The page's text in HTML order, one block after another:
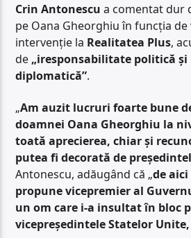
Crin Antonescu a comentat dur
pe Oana Gheorghiu în funcția
intervenție la Realitatea Plus,
de „iresponsabilitate politică
diplomatică”.
„Am auzit lucruri foarte bune
doamnei Oana Gheorghiu la
toată aprecierea, chiar și
putea fi decorată de
Antonescu, adăugând că „de
propune vicepremier al
un om care i-a insultat în bloc
vicepreședintele Statelor